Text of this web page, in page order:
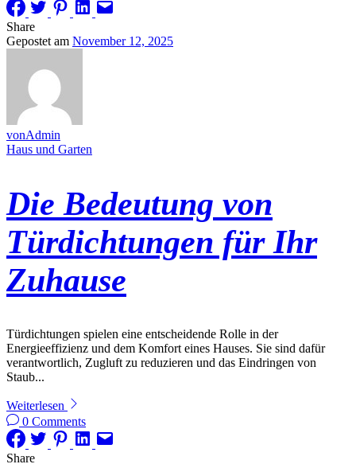
Share
Gepostet am November 12, 2025
vonAdmin
Haus und Garten
Die Bedeutung von
Türdichtungen für Ihr
Zuhause
Türdichtungen spielen eine entscheidende Rolle in der
Energieeffizienz und dem Komfort eines Hauses. Sie sind dafür
verantwortlich, Zugluft zu reduzieren und das Eindringen von
Staub...
Weiterlesen
0 Comments
Share